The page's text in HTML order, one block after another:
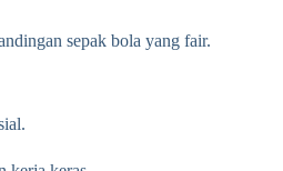
sepak bola yang fair.